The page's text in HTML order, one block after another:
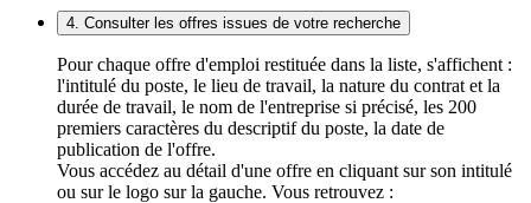
4. Consulter les offres issues de votre recherche
Pour chaque offre d'emploi restituée dans la liste, s'affichent :
l'intitulé du poste, le lieu de travail, la nature du contrat et la
durée de travail, le nom de l'entreprise si précisé, les 200
premiers caractères du descriptif du poste, la date de
publication de l'offre.
Vous accédez au détail d'une offre en cliquant sur son intitulé
ou sur le logo sur la gauche. Vous retrouvez :